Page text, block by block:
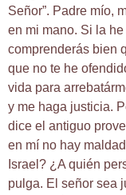
Señor”. Padre mío,
en mi mano. Si la
comprenderás bien
que no te he
vida para
y me haga justicia.
dice el antiguo
en mí no hay
Israel? ¿A quién
pulga. El señor sea